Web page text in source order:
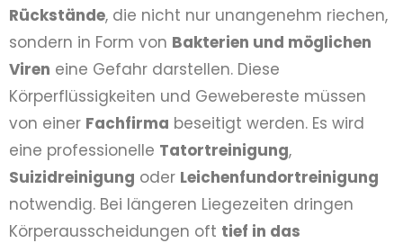
Rückstände, die nicht nur unangenehm riechen,
sondern in Form von Bakterien und möglichen
Viren eine Gefahr darstellen. Diese
Körperflüssigkeiten und Gewebereste müssen
von einer Fachfirma beseitigt werden. Es wird
eine professionelle Tatortreinigung,
Suizidreinigung oder Leichenfundortreinigung
notwendig. Bei längeren Liegezeiten dringen
Körperausscheidungen oft tief in das